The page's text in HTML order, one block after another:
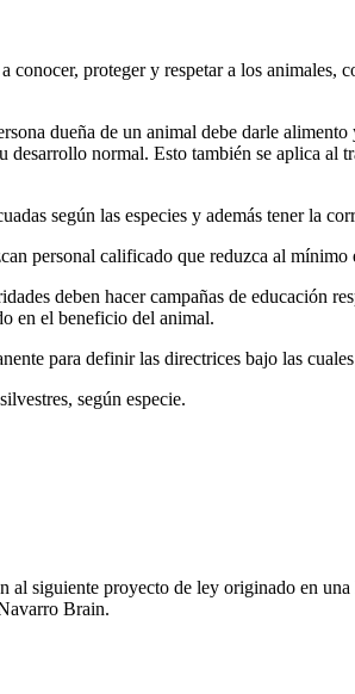
conocer, proteger y respetar a los
dueña de un animal debe darle
normal. Esto también se aplica al
según las especies y además tener la
personal calificado que reduzca al
deben hacer campañas de educación
en el beneficio del animal.
para definir las directrices bajo las
según especie.
siguiente proyecto de ley originado en
Brain.